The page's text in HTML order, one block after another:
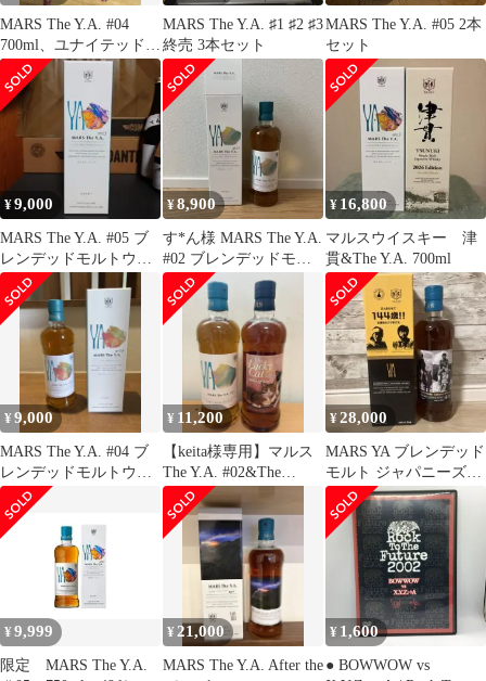
MARS The Y.A. #04
700ml、ユナイテッドS
500ml
MARS The Y.A. ♯1 ♯2 ♯3
終売 3本セット
MARS The Y.A. #05 2本
セット
¥9,000
MARS The Y.A. #05 ブ
レンデッドモルトウイ
スキー
¥8,900
す*ん様 MARS The Y.A.
#02 ブレンデッドモル
トウイスキー
¥ 16,800
マルスウイスキー 津
貫&The Y.A. 700ml
¥9,000
MARS The Y.A. #04 ブ
レンデッドモルトウイ
スキー
¥ 11,200
【keita様専用】マルス
The Y.A. #02&The
Lucky Cat
¥28,000
MARS YA ブレンデッド
モルト ジャパニーズウ
イスキー
¥9,999
限定 MARS The Y.A.
¥21,000
MARS The Y.A. After the
¥ 1,600
● BOWWOW vs